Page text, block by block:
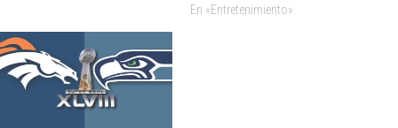
En «Entretenimiento»